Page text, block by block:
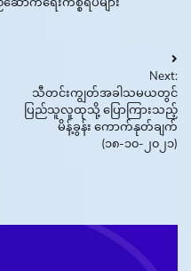
Next:
သီတင်းကျွတ်အခါသမယတွင်
ပြည်သူလူထုသို့ ပြောကြားသည့်
မိန့်ခွန်း ကောက်နုတ်ချက်
(၁၈-၁၀-၂၀၂၁)